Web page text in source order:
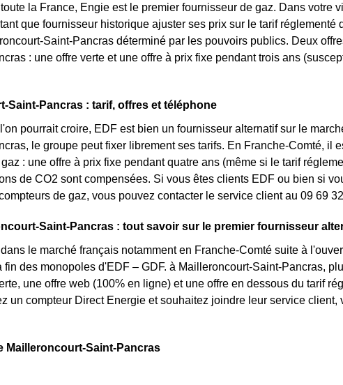
la France, Engie est le premier fournisseur de gaz. Dans votre
que fournisseur historique ajuster ses prix sur le tarif réglementé
Saint-Pancras déterminé par les pouvoirs publics. Deux
: une offre verte et une offre à prix fixe pendant trois ans
Saint-Pancras : tarif, offres et téléphone
pourrait croire, EDF est bien un fournisseur alternatif sur le
le groupe peut fixer librement ses tarifs. En Franche-Comté, il
: une offre à prix fixe pendant quatre ans (même si le tarif
de CO2 sont compensées. Si vous êtes clients EDF ou bien si
de gaz, vous pouvez contacter le service client au 09 69
Saint-Pancras : tout savoir sur le premier fournisseur
le marché français notamment en Franche-Comté suite à
fin des monopoles d'EDF – GDF. à Mailleroncourt-Saint-Pancras,
une offre web (100% en ligne) et une offre en dessous du tarif
un compteur Direct Energie et souhaitez joindre leur service client,
Mailleroncourt-Saint-Pancras